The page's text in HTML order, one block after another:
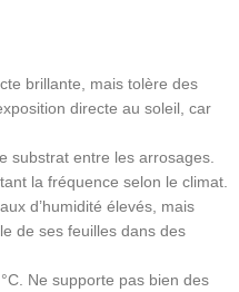
brillante, mais tolère des
directe au soleil, car
substrat entre les arrosages.
la fréquence selon le climat.
d’humidité élevés, mais
de ses feuilles dans des
Ne supporte pas bien des